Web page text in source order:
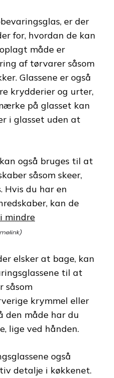
er der
for, hvordan de kan
måde er
af tørvarer såsom
Glassene er også
krydderier og urter,
på glasset kan
i glasset uden at
også bruges til at
såsom skeer,
Hvis du har en
kan de
mindre
elsker at bage, kan
til at
såsom
krymmel eller
den måde har du
lige ved hånden.
også
detalje i køkkenet.